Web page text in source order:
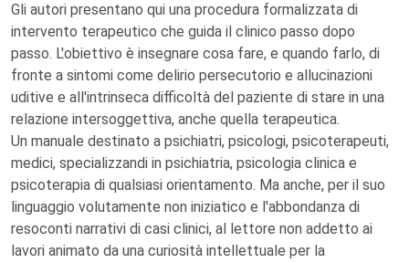
Gli autori presentano qui una procedura formalizzata di
intervento terapeutico che guida il clinico passo dopo
passo. L'obiettivo è insegnare cosa fare, e quando farlo, di
fronte a sintomi come delirio persecutorio e allucinazioni
uditive e all'intrinseca difficoltà del paziente di stare in una
relazione intersoggettiva, anche quella terapeutica.
Un manuale destinato a psichiatri, psicologi, psicoterapeuti,
medici, specializzandi in psichiatria, psicologia clinica e
psicoterapia di qualsiasi orientamento. Ma anche, per il suo
linguaggio volutamente non iniziatico e l'abbondanza di
resoconti narrativi di casi clinici, al lettore non addetto ai
lavori animato da una curiosità intellettuale per la